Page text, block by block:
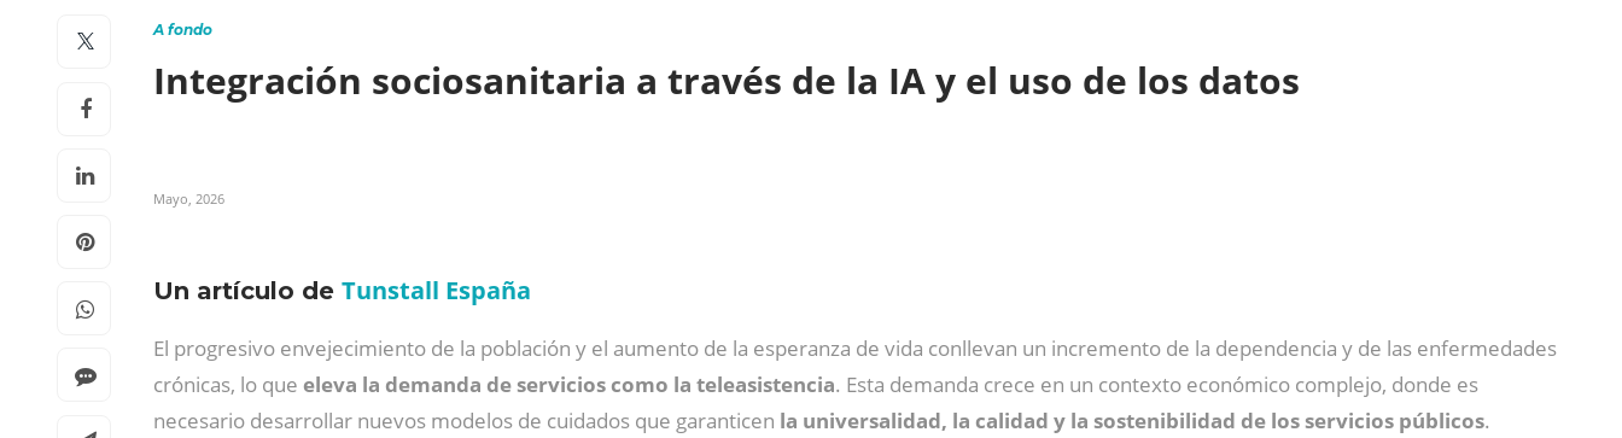
A fondo
Integración sociosanitaria a través de la IA y el uso de los datos
Mayo, 2026
Un artículo de Tunstall España
El progresivo envejecimiento de la población y el aumento de la esperanza de vida conllevan un incremento de la dependencia y de las enfermedades
crónicas, lo que eleva la demanda de servicios como la teleasistencia. Esta demanda crece en un contexto económico complejo, donde es
necesario desarrollar nuevos modelos de cuidados que garanticen la universalidad, la calidad y la sostenibilidad de los servicios públicos.